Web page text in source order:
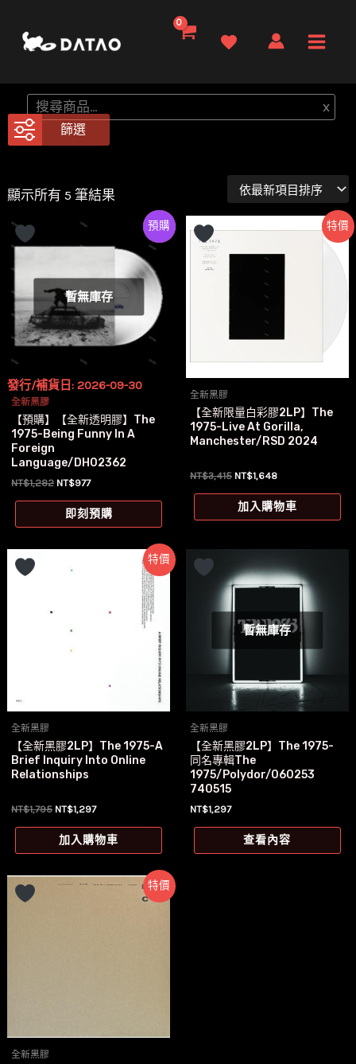
要
內
Menu
搜
尋
x
篩選
顯示所有 5 筆結果
目
序
特價
暫無庫存
Preorder
發行/補貨日: 2026-09-30
全新黑膠
【預購】【全新透明膠】The
1975-Being Funny In A
Foreign
Language/DH02362
NT$1,282 原
價
格：
NT$977目
價
格：
即刻預購
特價
全新黑膠
【全新限量白彩膠2LP】The
1975-Live At Gorilla,
Manchester/RSD 2024
NT$3,415 原
價
格：
NT$1,648目
價
格：
加入購物車
特價
全新黑膠
【全新黑膠2LP】The 1975-A
Brief Inquiry Into Online
Relationships
NT$1,795 原
價
格：
NT$1,297目
價
格：
加入購物車
暫無庫存
全新黑膠
【全新黑膠2LP】The 1975-
同名專輯The
1975/Polydor/060253
740515
NT$1,297
查看內容
特價
全新黑膠